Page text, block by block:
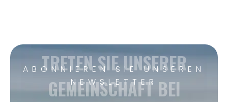
ABONNIEREN SIE UNSEREN
NEWSLETTER
TRETEN SIE UNSERER
GEMEINSCHAFT BEI